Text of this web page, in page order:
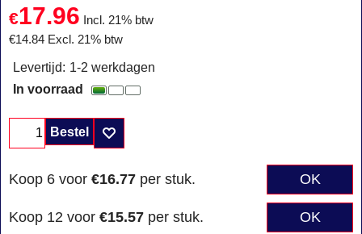
€17.96
Incl. 21% btw
€14.84 Excl. 21% btw
Levertijd: 1-2 werkdagen
In voorraad
Bestel
Koop 6 voor €16.77 per stuk. OK
Koop 12 voor €15.57 per stuk. OK